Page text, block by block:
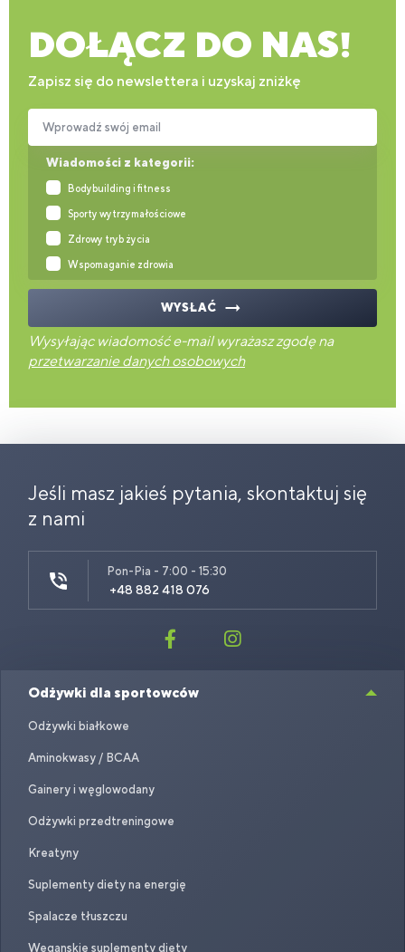
DOŁĄCZ DO NAS!
Zapisz się do newslettera i uzyskaj zniżkę
Wiadomości z kategorii:
Bodybuilding i fitness
Sporty wytrzymałościowe
Zdrowy tryb życia
Wspomaganie zdrowia
Wprowadź swój email
WYSŁAĆ
Wysyłając wiadomość e-mail wyrażasz zgodę na
przetwarzanie danych osobowych
Jeśli masz jakieś pytania, skontaktuj się
z nami
Pon-Pia - 7:00 - 15:30
+48 882 418 076
Odżywki dla sportowców
Odżywki białkowe
Aminokwasy / BCAA
Gainery i węglowodany
Odżywki przedtreningowe
Kreatyny
Suplementy diety na energię
Spalacze tłuszczu
Weganskie suplementy diety